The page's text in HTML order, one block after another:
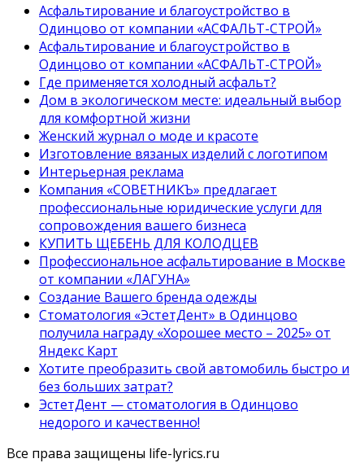
Асфальтирование и благоустройство в
Одинцово от компании «АСФАЛЬТ-СТРОЙ»
Асфальтирование и благоустройство в
Одинцово от компании «АСФАЛЬТ-СТРОЙ»
Где применяется холодный асфальт?
Дом в экологическом месте: идеальный выбор
для комфортной жизни
Женский журнал о моде и красоте
Изготовление вязаных изделий с логотипом
Интерьерная реклама
Компания «СОВЕТНИКЪ» предлагает
профессиональные юридические услуги для
сопровождения вашего бизнеса
КУПИТЬ ЩЕБЕНЬ ДЛЯ КОЛОДЦЕВ
Профессиональное асфальтирование в Москве
от компании «ЛАГУНА»
Создание Вашего бренда одежды
Стоматология «ЭстетДент» в Одинцово
получила награду «Хорошее место – 2025» от
Яндекс Карт
Хотите преобразить свой автомобиль быстро и
без больших затрат?
ЭстетДент — стоматология в Одинцово
недорого и качественно!
Все права защищены life-lyrics.ru